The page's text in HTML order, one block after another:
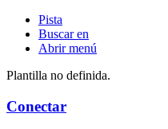
Pista
Buscar en
Abrir menú
Plantilla no definida.
Conectar